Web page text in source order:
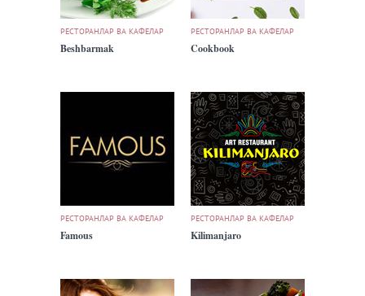
РЕСТОРАНЛАР ВА КАФЕЛАР
Beshbarmak
РЕСТОРАНЛАР ВА КАФЕЛАР
Cookbook
РЕСТОРАНЛАР ВА КАФЕЛАР
Famous
РЕСТОРАНЛАР ВА КАФЕЛАР
Kilimanjaro